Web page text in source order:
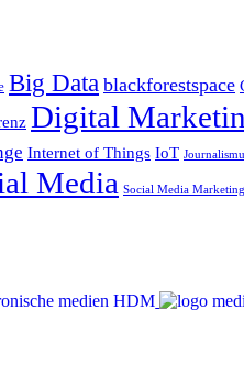
Big Data blackforestspace
Digital
Internet of Things IoT
Media Social Media Marketing